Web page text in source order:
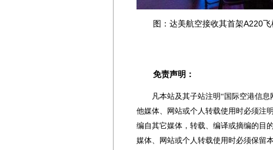
图：达美航空接收其首架A220飞
免责声明：
凡本站及其子站注明“国际空港信息
他媒体、网站或个人转载使用时必须注
编自其它媒体，转载、编译或摘编的目
媒体、网站或个人转载使用时必须保留